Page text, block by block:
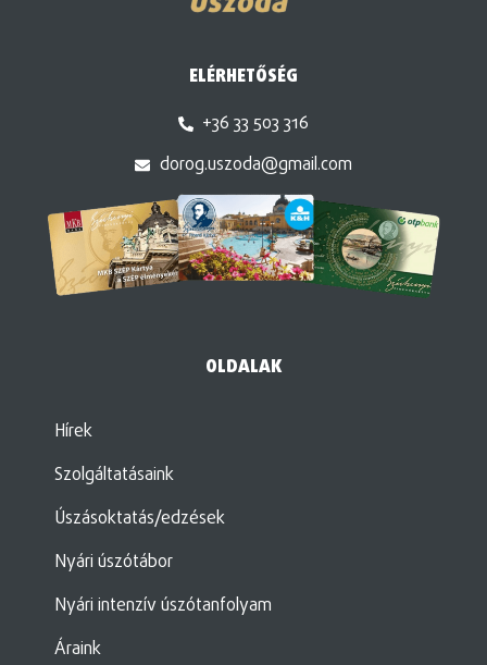
ELÉRHETŐSÉG
+36 33 503 316
dorog.uszoda@gmail.com
OLDALAK
Hírek
Szolgáltatásaink
Úszásoktatás/edzések
Nyári úszótábor
Nyári intenzív úszótanfolyam
Áraink